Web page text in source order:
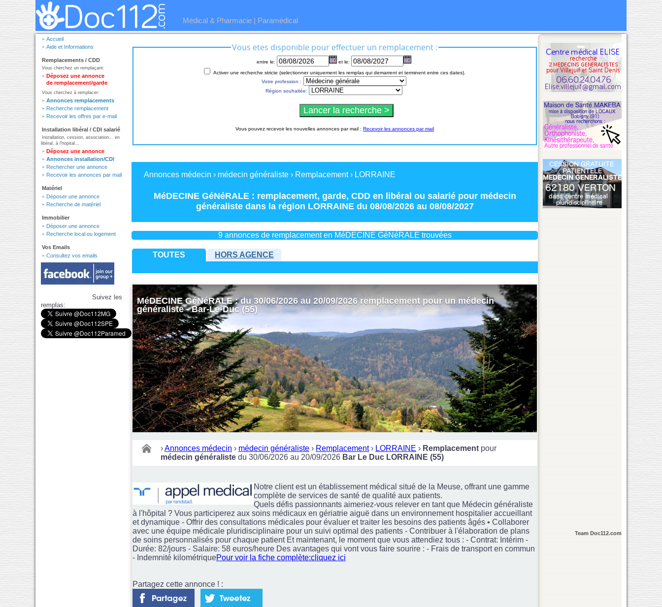
Médical & Pharmacie | Paramédical
Accueil
Aide et Informations
Remplacements / CDD
Vous cherchez un remplaçant:
Déposez une annonce
de remplacement/garde
Vous cherchez à remplacer:
Annonces remplacements
Recherche remplacement
Recevoir les offres par e-mail
Installation libéral / CDI salarié
Installation, cession, association... en
libéral, à l'hopital...
Déposez une annonce
Annonces installation/CDI
Rechercher une annonce
Recevoir les annonces par mail
Matériel
Déposer une annonce
Recherche de matériel
Immobilier
Déposer une annonce
Recherche local ou logement
Vos Emails
Consultez vos emails
Suivez les
remplas:
Vous etes disponible pour effectuer un remplacement :
entre le:
et le:
Activer une recherche stricte (selectionner uniquement les remplas qui demarrent et terminent entre ces dates).
Votre profession :
Région souhaitée:
Vous pouvez recevoir les nouvelles annonces par mail : Recevoir les annonces par mail
Annonces médecin › médecin généraliste › Remplacement › LORRAINE
MéDECINE GéNéRALE : remplacement, garde, CDDen libéral ou salariépour médecin
généralistedans la région LORRAINEdu 08/08/2026 au 08/08/2027
9 annonces de remplacement en MéDECINE GéNéRALE trouvées
TOUTES HORS AGENCE
MéDECINE GéNéRALE : du 30/06/2026 au 20/09/2026 remplacement pour un médecin
généraliste - Bar-Le-Duc (55)
›Annonces médecin › médecin généraliste › Remplacement › LORRAINE › Remplacement pour
médecin généraliste du 30/06/2026 au 20/09/2026 Bar Le Duc LORRAINE (55)
Notre client est un établissement médical situé de la Meuse, offrant une gamme
complète de services de santé de qualité aux patients.
Quels défis passionnants aimeriez-vous relever en tant que Médecin généraliste
à l'hôpital ? Vous participerez aux soins médicaux en gériatrie aiguë dans un environnement hospitalier accueillant
et dynamique - Offrir des consultations médicales pour évaluer et traiter les besoins des patients âgés • Collaborer
avec une équipe médicale pluridisciplinaire pour un suivi optimal des patients - Contribuer à l'élaboration de plans
de soins personnalisés pour chaque patient Et maintenant, le moment que vous attendiez tous : - Contrat: Intérim -
Durée: 82/jours - Salaire: 58 euros/heure Des avantages qui vont vous faire sourire : - Frais de transport en commun
- Indemnité kilométriquePour voir la fiche complète:cliquez ici
Partagez cette annonce ! :
Team Doc112.com